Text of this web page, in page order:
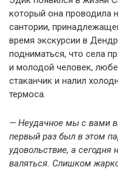
который она проводила
сантории,
время экскурсии в
подниматься, что села
и молодой человек,
стаканчик и налил
термоса.
— Неудачное мы с вами
первый раз был в этом
удовольствие, а
валяться. Слишком